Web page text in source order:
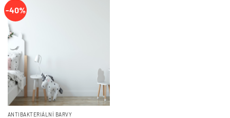
-40%
ANTIBAKTERIÁLNÍ BARVY